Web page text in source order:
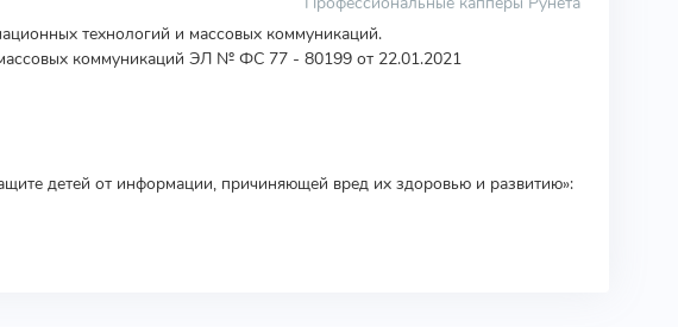
технологий и массовых коммуникаций.
коммуникаций ЭЛ № ФС 77 - 80199 от 22.01.2021
детей от информации, причиняющей вред их здоровью и развитию»: